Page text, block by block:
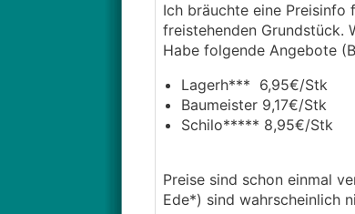
Ich bräuchte eine Preisinfo
freistehenden Grundstück.
Habe folgende Angebote
Lagerh*** 6,95€/Stk
Baumeister 9,17€/Stk
Schilo***** 8,95€/Stk
Preise sind schon einmal
Ede*) sind wahrscheinlich